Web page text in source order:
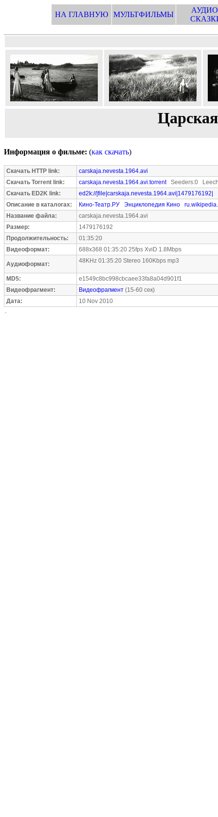
НА ГЛАВНУЮ МУЛЬТФИЛЬМЫ
Царская
Информация о фильме: (как скачать)
Скачать HTTP link:
carskaja.nevesta.1964.avi
Скачать Torrent link:
carskaja.nevesta.1964.avi.torrentSeeders:0
Скачать ED2K link:
ed2k://|file|carskaja.nevesta.1964.avi|1479176192|
Описание в каталогах:
Кино-Театр.РУ Энциклопедия Кино
Название файла:
carskaja.nevesta.1964.avi
Размер:
1479176192
Продолжительность:
01:35:20
Видеоформат:
688x368 01:35:20 25fps XviD 1.8Mbps
Аудиоформат: 48KHz 01:35:20 Stereo 160Kbps mp3
MD5:
e1549c8bc998cbcaee33fa8a04d901f1
Видеофрагмент:
Видеофрагмент (15-60 сек)
Дата:
10 Nov 2010